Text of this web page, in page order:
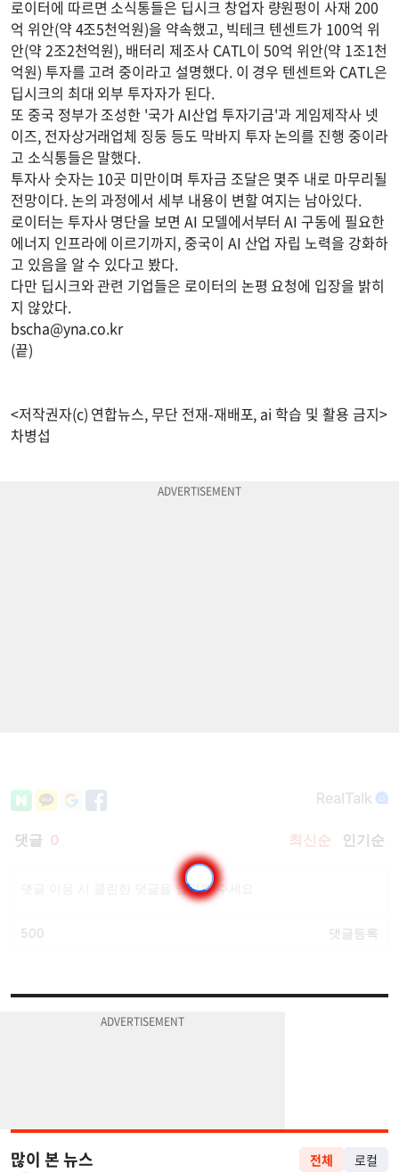
로이터에 따르면 소식통들은 딥시크 창업자 량원펑이 사재 200
억 위안(약 4조5천억원)을 약속했고, 빅테크 텐센트가 100억 위
안(약 2조2천억원), 배터리 제조사 CATL이 50억 위안(약 1조1천
억원) 투자를 고려 중이라고 설명했다. 이 경우 텐센트와 CATL은
딥시크의 최대 외부 투자자가 된다.
또 중국 정부가 조성한 '국가 AI산업 투자기금'과 게임제작사 넷
이즈, 전자상거래업체 징둥 등도 막바지 투자 논의를 진행 중이라
고 소식통들은 말했다.
투자사 숫자는 10곳 미만이며 투자금 조달은 몇주 내로 마무리될
전망이다. 논의 과정에서 세부 내용이 변할 여지는 남아있다.
로이터는 투자사 명단을 보면 AI 모델에서부터 AI 구동에 필요한
에너지 인프라에 이르기까지, 중국이 AI 산업 자립 노력을 강화하
고 있음을 알 수 있다고 봤다.
다만 딥시크와 관련 기업들은 로이터의 논평 요청에 입장을 밝히
지 않았다.
bscha@yna.co.kr
(끝)
<저작권자(c) 연합뉴스, 무단 전재-재배포, ai 학습 및 활용 금지>
차병섭
많이 본 뉴스 전체 로컬